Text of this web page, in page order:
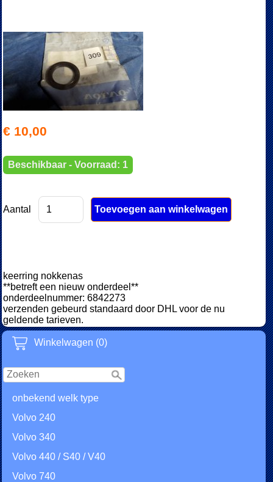
Winkelwagen (0)
onbekend welk type
Volvo 240
Volvo 340
Volvo 440 / S40 / V40
Volvo 740
€ 10,00
Beschikbaar - Voorraad: 1
Aantal
keerring nokkenas
**betreft een nieuw onderdeel**
onderdeelnummer: 6842273
verzenden gebeurd standaard door DHL voor de nu
geldende tarieven.